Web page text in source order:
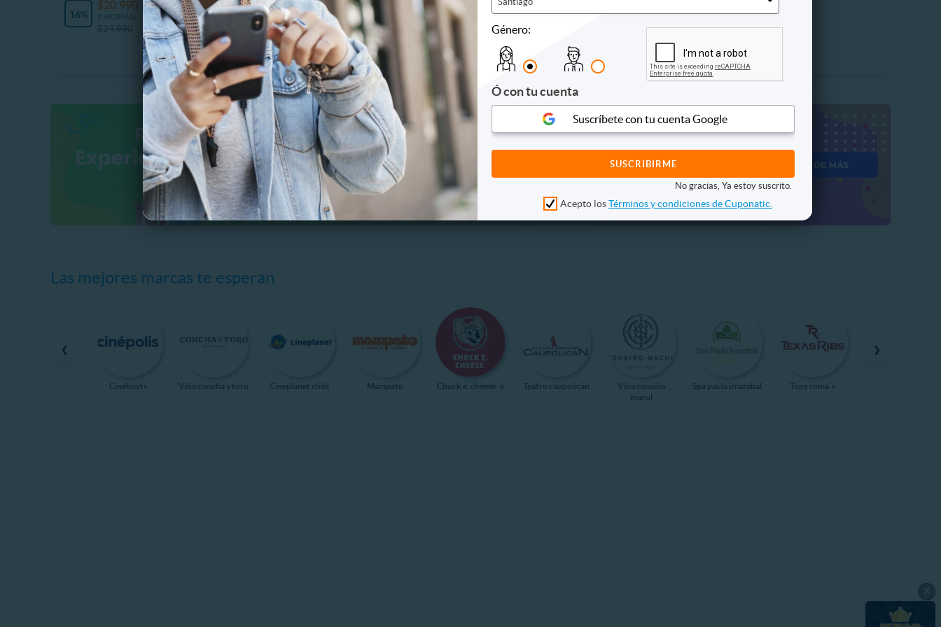
16%
10 Vendidos
$20.990
37%
$18.990
P. NORMAL
$30.000
71%
$18.990
P. NORMAL
$65.000
Las mejores marcas te esperan
❮
Cinehoyts Viña concha y toro Cineplanet chile Mampato Chuck e. cheese ´s Teatro caupolicán
Viña cousiño
macul
Spa paula irrazabal Tony roma´s
❯
Género:
Ó con tu cuenta
Suscríbete con tu cuenta Google
No gracias, Ya estoy suscrito.
Acepto losTérminos y condiciones de Cuponatic.